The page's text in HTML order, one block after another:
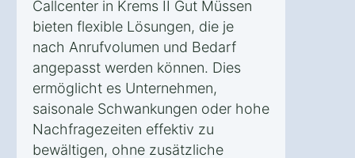
Callcenter in Krems II Gut Müssen
bieten flexible Lösungen, die je
nach Anrufvolumen und Bedarf
angepasst werden können. Dies
ermöglicht es Unternehmen,
saisonale Schwankungen oder hohe
Nachfragezeiten effektiv zu
bewältigen, ohne zusätzliche